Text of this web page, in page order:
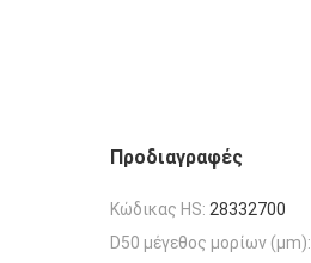
Προδιαγραφές
Κώδικας HS: 28332700
D50 μέγεθος μορίων (μm):